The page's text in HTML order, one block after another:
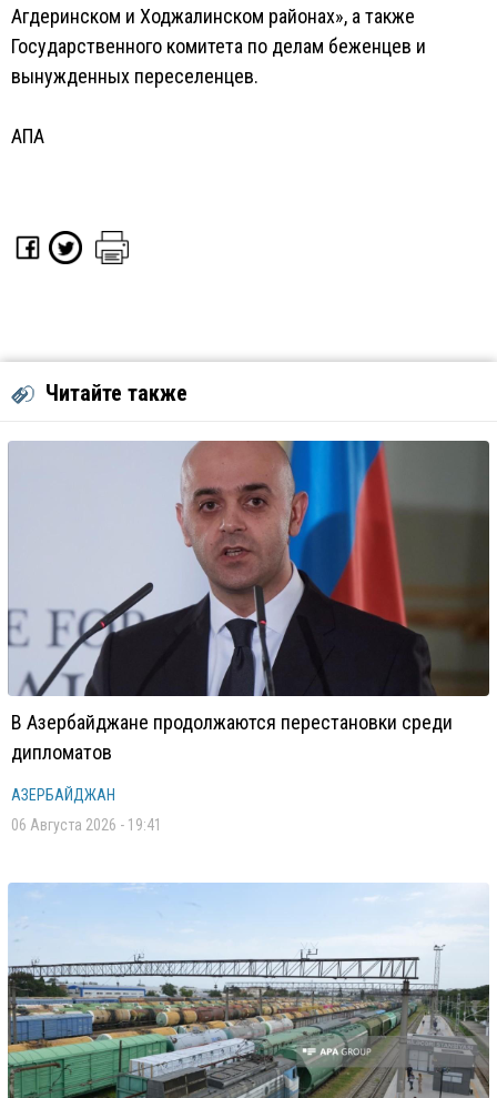
Агдеринском и Ходжалинском районах», а также
Государственного комитета по делам беженцев и
вынужденных переселенцев.
АПА
Читайте также
В Азербайджане продолжаются перестановки среди
дипломатов
АЗЕРБАЙДЖАН
06 Августа 2026 - 19:41